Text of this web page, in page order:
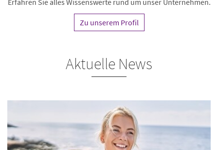
Erfahren Sie alles Wissenswerte rund um unser Unternehmen.
Zu unserem Profil
Aktuelle News